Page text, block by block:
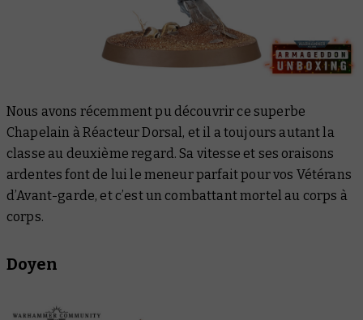
Nous avons récemment pu découvrir ce superbe
Chapelain à Réacteur Dorsal, et il a toujours autant la
classe au deuxième regard. Sa vitesse et ses oraisons
ardentes font de lui le meneur parfait pour vos Vétérans
d’Avant-garde, et c’est un combattant mortel au corps à
corps.
Doyen